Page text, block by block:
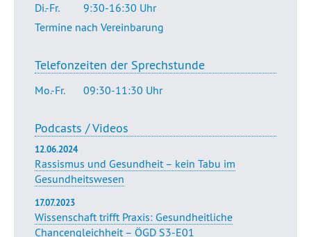
Di.-Fr.
9:30-16:30 Uhr
Termine nach Vereinbarung
Telefonzeiten der Sprechstunde
Mo.-Fr. 09:30-11:30 Uhr
Podcasts / Videos
12.06.2024
Rassismus und Gesundheit – kein Tabu im
Gesundheitswesen
17.07.2023
Wissenschaft trifft Praxis: Gesundheitliche
Chancengleichheit – ÖGD S3-E01